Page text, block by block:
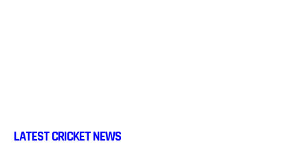
LATEST CRICKET NEWS